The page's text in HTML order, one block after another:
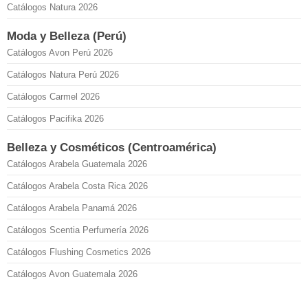
Catálogos Natura 2026
Moda y Belleza (Perú)
Catálogos Avon Perú 2026
Catálogos Natura Perú 2026
Catálogos Carmel 2026
Catálogos Pacifika 2026
Belleza y Cosméticos (Centroamérica)
Catálogos Arabela Guatemala 2026
Catálogos Arabela Costa Rica 2026
Catálogos Arabela Panamá 2026
Catálogos Scentia Perfumería 2026
Catálogos Flushing Cosmetics 2026
Catálogos Avon Guatemala 2026